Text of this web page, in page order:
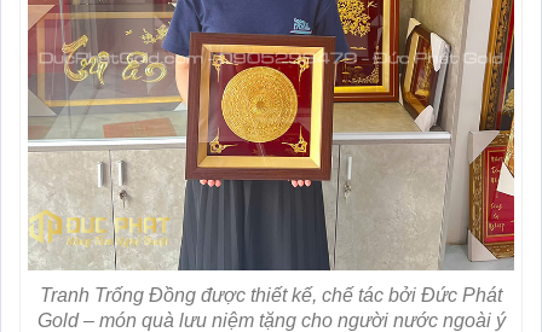
Tranh Trống Đồng được thiết kế, chế tác bởi Đức Phát
Gold – món quà lưu niệm tặng cho người nước ngoài ý